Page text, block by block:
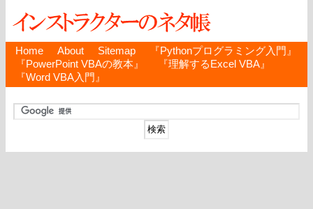
Home About Sitemap
『Pythonプログラミング入門』
『PowerPoint VBAの教本』
『理解するExcel VBA』
『Word VBA入門』